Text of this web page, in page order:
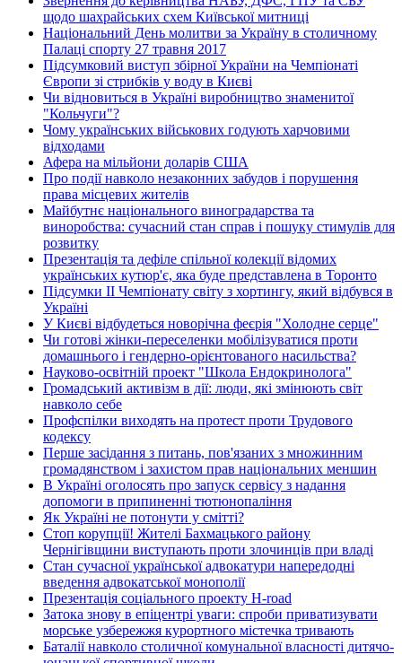
щодо шахрайських схем Київської митниці
Національний День молитви за Україну в столичному
Палаці спорту 27 травня 2017
Підсумковий виступ збірної України на Чемпіонаті
Європи зі стрибків у воду в Києві
Чи відновиться в Україні виробництво знаменитої
"Кольчуги"?
Чому українських військових годують харчовими
відходами
Афера на мільйони доларів США
Про події навколо незаконних забудов і порушення
права місцевих жителів
Майбутнє національного виноградарства та
виноробства: сучасний стан справ і пошуку стимулів для
розвитку
Презентація та дефіле спільної колекції відомих
українських кутюр'є, яка буде представлена в Торонто
Підсумки ІІ Чемпіонату світу з хортингу, який відбувся в
Україні
У Києві відбудеться новорічна феєрія "Холодне серце"
Чи готові жінки-переселенки мобілізуватися проти
домашнього і гендерно-орієнтованого насильства?
Науково-освітній проект "Школа Ендокринолога"
Громадський активізм в дії: люди, які змінюють світ
навколо себе
Профспілки виходять на протест проти Трудового
кодексу
Перше засідання з питань, пов'язаних з множинним
громадянством і захистом прав національних меншин
В Україні оголосять про запуск сервісу з надання
допомоги в припиненні тютюнопаління
Як Україні не потонути у смітті?
Стоп корупції! Жителі Бахмацького району
Чернігівщини виступають проти злочинців при владі
Стан сучасної української адвокатури напередодні
введення адвокатської монополії
Презентація соціального проекту H-road
Затока знову в епіцентрі уваги: спроби приватизувати
морське узбережжя курортного містечка тривають
Баталії навколо столичної комунальної власності дитячо-